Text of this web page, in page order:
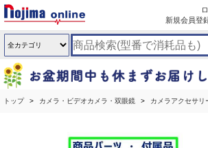
新規会員登
トップ カメラ・ビデオカメラ・双眼鏡 カメラアクセサリ